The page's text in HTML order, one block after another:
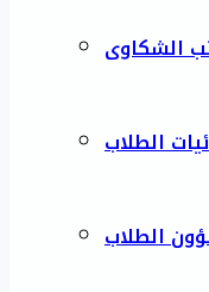
الشكاوى
الطلاب
الطلاب